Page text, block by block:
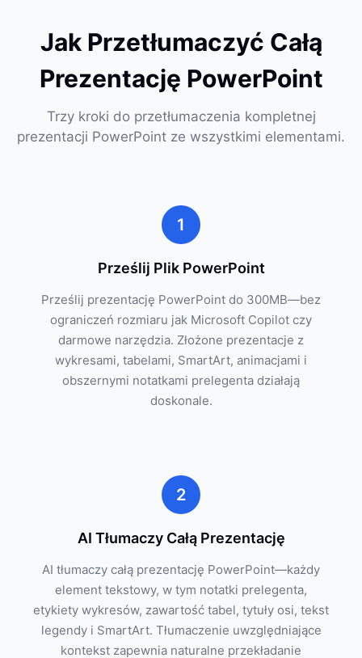
Jak Przetłumaczyć Całą
Prezentację PowerPoint
Trzy kroki do przetłumaczenia kompletnej
prezentacji PowerPoint ze wszystkimi elementami.
1
Prześlij Plik PowerPoint
Prześlij prezentację PowerPoint do 300MB—bez
ograniczeń rozmiaru jak Microsoft Copilot czy
darmowe narzędzia. Złożone prezentacje z
wykresami, tabelami, SmartArt, animacjami i
obszernymi notatkami prelegenta działają
doskonale.
2
AI Tłumaczy Całą Prezentację
AI tłumaczy całą prezentację PowerPoint—każdy
element tekstowy, w tym notatki prelegenta,
etykiety wykresów, zawartość tabel, tytuły osi, tekst
legendy i SmartArt. Tłumaczenie uwzględniające
kontekst zapewnia naturalne przekładanie